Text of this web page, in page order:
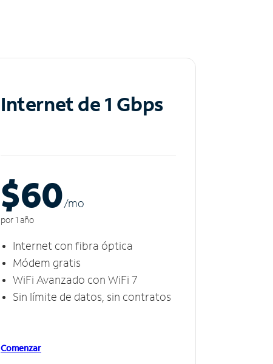
Internet de 1 Gbps
$60/mo
por 1 año
Internet con fibra óptica
Módem gratis
WiFi Avanzado con WiFi 7
Sin límite de datos, sin contratos
Comenzar